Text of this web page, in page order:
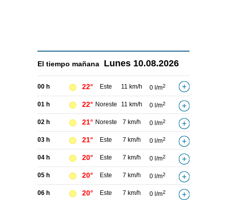
El tiempo mañana Lunes 10.08.2026
00 h 22° Este 11 km/h 0 l/m2
01 h 22° Noreste 11 km/h 0 l/m2
02 h 21° Noreste 7 km/h 0 l/m2
03 h 21° Este 7 km/h 0 l/m2
04 h 20° Este 7 km/h 0 l/m2
05 h 20° Este 7 km/h 0 l/m2
06 h 20° Este 7 km/h 0 l/m2